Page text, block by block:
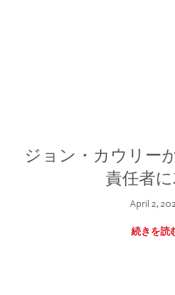
ジョン・カウリー
責任者
April 2,
続きを読